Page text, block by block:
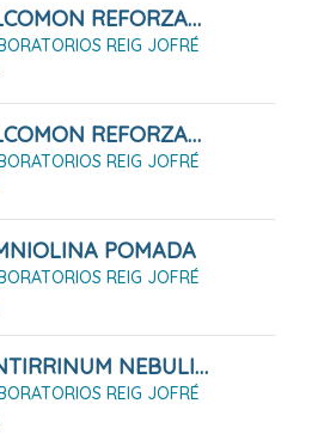
ALCOMON REFORZADO 96º SOLUCIÓN CUTÁNEA (1000ML)
REIG JOFRÉ
ALCOMON REFORZADO 96º SOLUCIÓN CUTÁNEA (250ML)
REIG JOFRÉ
POMADA
REIG JOFRÉ
ANTIRRINUM NEBULIZADOR 15 ML ADULTO
REIG JOFRÉ